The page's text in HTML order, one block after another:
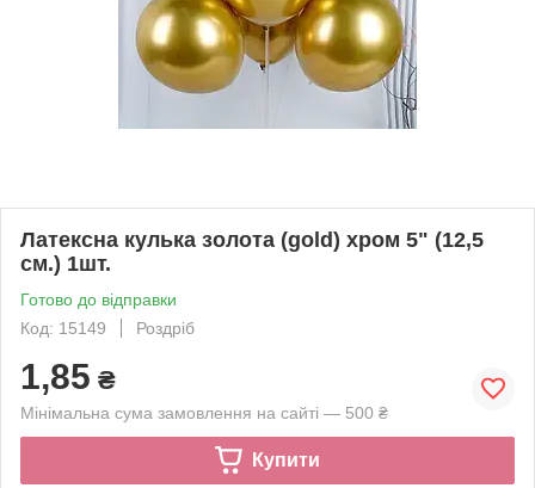
Латексна кулька золота (gold) хром 5" (12,5
см.) 1шт.
Готово до відправки
Код: 15149
Роздріб
1,85 ₴
Мінімальна сума замовлення на сайті — 500 ₴
Купити